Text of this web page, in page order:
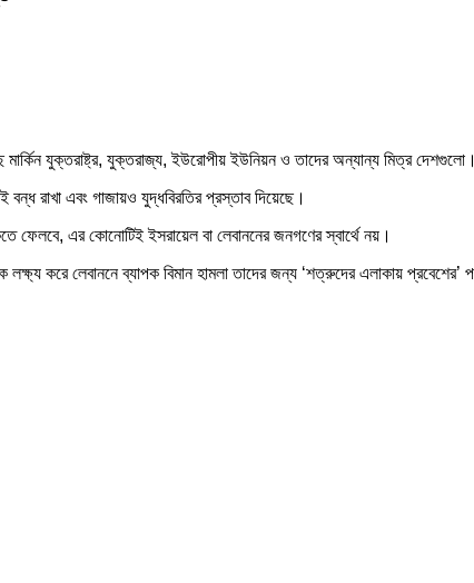
যুক্তরাষ্ট্র, যুক্তরাজ্য, ইউরোপীয় ইউনিয়ন ও তাদের অন্যান্য মিত্র দেশগুলো।
রাখা এবং গাজায়ও যুদ্ধবিরতির প্রস্তাব দিয়েছে।
ফেলবে, এর কোনোটিই ইসরায়েল বা লেবাননের জনগণের স্বার্থে নয়।
করে লেবাননে ব্যাপক বিমান হামলা তাদের জন্য ‘শত্রুদের এলাকায় প্রবেশের’